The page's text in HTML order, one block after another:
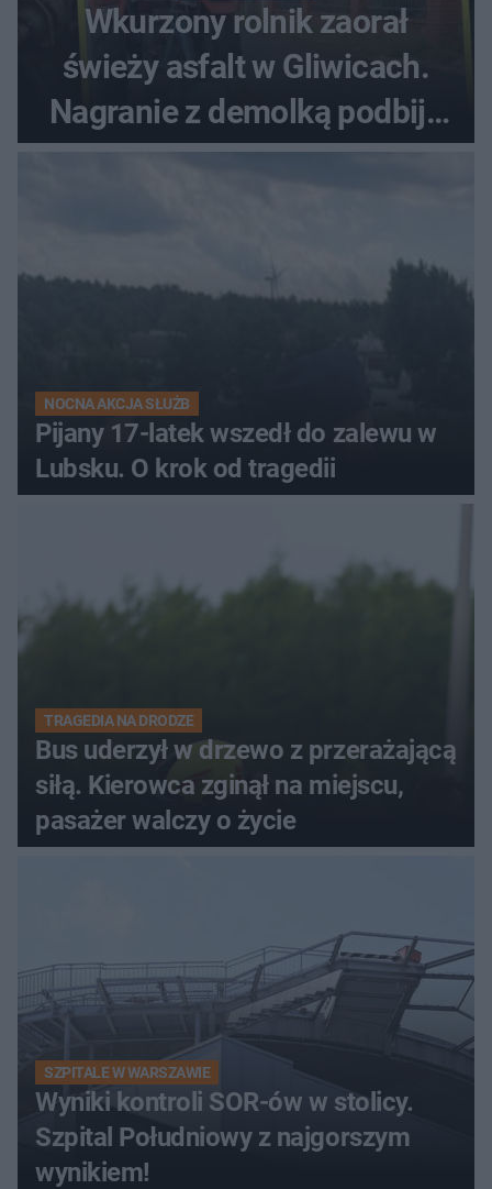
Wkurzony rolnik zaorał
świeży asfalt w Gliwicach.
Nagranie z demolką podbija
sieć
NOCNA AKCJA SŁUŻB
Pijany 17-latek wszedł do zalewu w
Lubsku. O krok od tragedii
TRAGEDIA NA DRODZE
Bus uderzył w drzewo z przerażającą
siłą. Kierowca zginął na miejscu,
pasażer walczy o życie
SZPITALE W WARSZAWIE
Wyniki kontroli SOR-ów w stolicy.
Szpital Południowy z najgorszym
wynikiem!